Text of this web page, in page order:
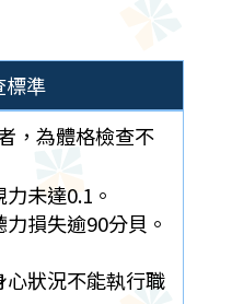
標準
，為體格檢查不
未達0.1。
損失逾90分貝。
狀況不能執行職